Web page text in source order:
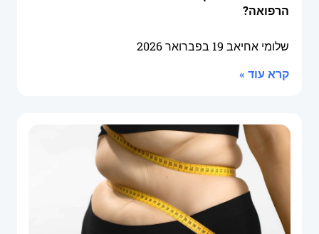
הרפואה?
שלומי אחיאב 19 בפברואר 2026
קרא עוד »